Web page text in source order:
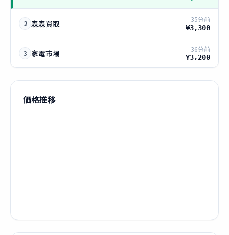
2 森森買取 35分前
¥3,300
3 家電市場 36分前
¥3,200
価格推移